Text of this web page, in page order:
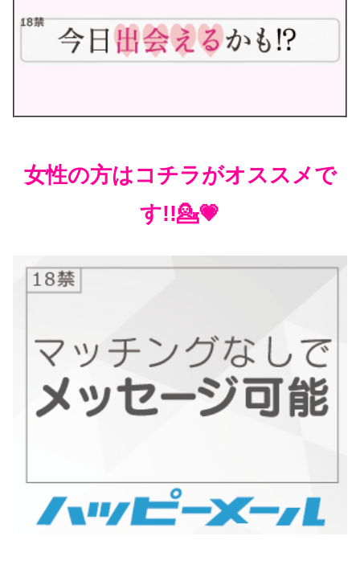
女性の方はコチラがオススメで
す!!💁💗